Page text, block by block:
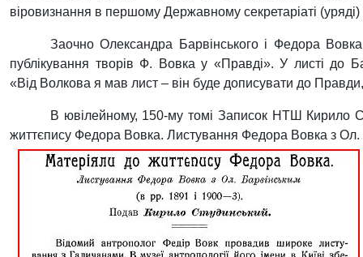
віровизнання в першому Державному секретаріаті
Заочно Олександра Барвінського і Федора
публікування творів Ф. Вовка у «Правді». У листі до
«Від Волкова я мав лист – він буде дописувати до
В ювілейному, 150-му томі Записок НТШ Кирило
життєпису Федора Вовка. Листування Федора Вовка з Ол.